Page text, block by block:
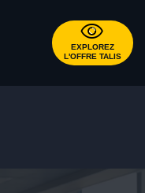
EXPLOREZ
L'OFFRE TALIS